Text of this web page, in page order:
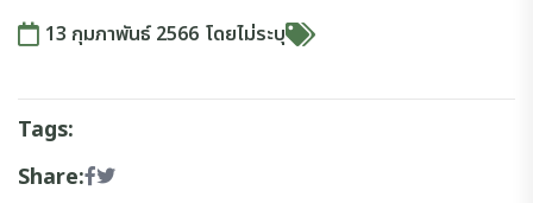
13 กุมภาพันธ์ 2566 โดยไม่ระบุ
Tags:
Share: